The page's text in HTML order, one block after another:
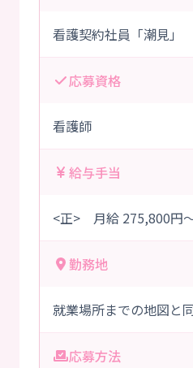
看護契約社員「潮見」
応募資格
看護師
給与手当
<正> 月給 275,800円
勤務地
就業場所までの地図と
応募方法